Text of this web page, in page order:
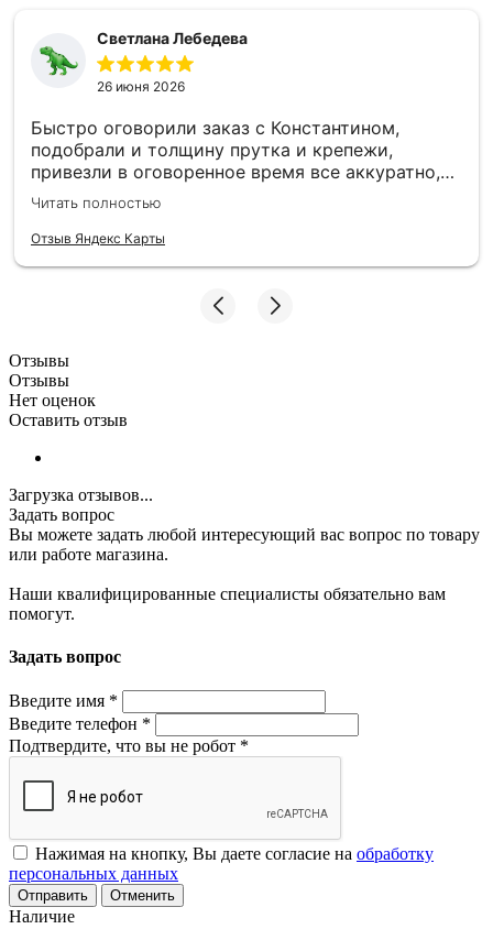
Светлана Лебедева
26 июня 2026
Быстро оговорили заказ с Константином,
подобрали и толщину прутка и крепежи,
привезли в оговоренное время все аккуратно,
заборные пролеты теперь радуют глаз и ждут
монтажа. Единственное то, что при доставке не
було терминала, наличку, чтобы без сдачи найти
Читать полностью
Отзыв Яндекс Карты
Отзывы
Отзывы
Нет оценок
Оставить отзыв
Загрузка отзывов...
Задать вопрос
Вы можете задать любой интересующий вас вопрос по товару
или работе магазина.
Наши квалифицированные специалисты обязательно вам
помогут.
Задать вопрос
Введите имя *
Введите телефон *
Подтвердите, что вы не робот *
Нажимая на кнопку, Вы даете согласие на обработку
персональных данных
Отменить
Наличие